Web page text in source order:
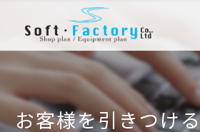
お客様を引きつけ